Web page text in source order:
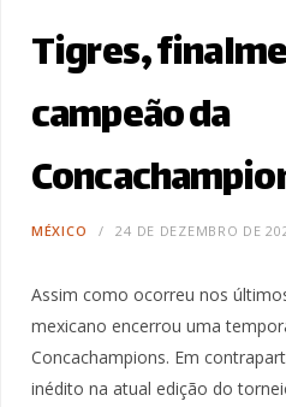
Tigres,
campeão da
MÉXICO 24 DE DEZEMBRO DE
Assim como ocorreu nos
mexicano encerrou uma
Concachampions. Em
inédito na atual edição do